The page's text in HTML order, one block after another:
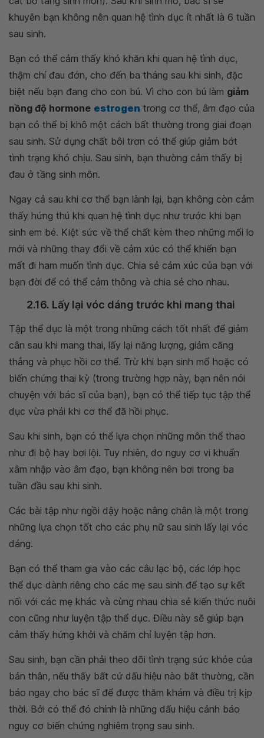
khuyên bạn không nên quan hệ tình dục ít nhất là 6 tuần
sau sinh.
Bạn có thể cảm thấy khó khăn khi quan hệ tình dục,
thậm chí đau đớn, cho đến ba tháng sau khi sinh, đặc
biệt nếu bạn đang cho con bú. Vì cho con bú làm giảm
nồng độ hormone estrogen trong cơ thể, âm đạo của
bạn có thể bị khô một cách bất thường trong giai đoạn
sau sinh. Sử dụng chất bôi trơn có thể giúp giảm bớt
tình trạng khó chịu. Sau sinh, bạn thường cảm thấy bị
đau ở tầng sinh môn.
Ngay cả sau khi cơ thể bạn lành lại, bạn không còn cảm
thấy hứng thú khi quan hệ tình dục như trước khi bạn
sinh em bé. Kiệt sức về thể chất kèm theo những mối lo
mới và những thay đổi về cảm xúc có thể khiến bạn
mất đi ham muốn tình dục. Chia sẻ cảm xúc của bạn với
bạn đời để có thể cảm thông và chia sẻ cho nhau.
2.16. Lấy lại vóc dáng trước khi mang thai
Tập thể dục là một trong những cách tốt nhất để giảm
cân sau khi mang thai, lấy lại năng lượng, giảm căng
thẳng và phục hồi cơ thể. Trừ khi bạn sinh mổ hoặc có
biến chứng thai kỳ (trong trường hợp này, bạn nên nói
chuyện với bác sĩ của bạn), bạn có thể tiếp tục tập thể
dục vừa phải khi cơ thể đã hồi phục.
Sau khi sinh, bạn có thể lựa chọn những môn thể thao
như đi bộ hay bơi lội. Tuy nhiên, do nguy cơ vi khuẩn
xâm nhập vào âm đạo, bạn không nên bơi trong ba
tuần đầu sau khi sinh.
Các bài tập như ngồi dậy hoặc nâng chân là một trong
những lựa chọn tốt cho các phụ nữ sau sinh lấy lại vóc
dáng.
Bạn có thể tham gia vào các câu lạc bộ, các lớp học
thể dục dành riêng cho các mẹ sau sinh để tạo sự kết
nối với các mẹ khác và cùng nhau chia sẻ kiến thức nuôi
con cũng như luyện tập thể dục. Điều này sẽ giúp bạn
cảm thấy hứng khởi và chăm chỉ luyện tập hơn.
Sau sinh, bạn cần phải theo dõi tình trạng sức khỏe của
bản thân, nếu thấy bất cứ dấu hiệu nào bất thường, cần
báo ngay cho bác sĩ để được thăm khám và điều trị kịp
thời. Bởi có thể đó chính là những dấu hiệu cảnh báo
nguy cơ biến chứng nghiêm trọng sau sinh.